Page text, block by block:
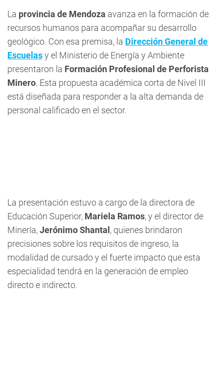
La provincia de Mendoza avanza en la formación de
recursos humanos para acompañar su desarrollo
geológico. Con esa premisa, la Dirección General de
Escuelasy el Ministerio de Energía y Ambiente
presentaron la Formación Profesional de Perforista
Minero. Esta propuesta académica corta de Nivel III
está diseñada para responder a la alta demanda de
personal calificado en el sector.
La presentación estuvo a cargo de la directora de
Educación Superior, Mariela Ramos, y el director de
Minería,Jerónimo Shantal , quienes brindaron
precisiones sobre los requisitos de ingreso, la
modalidad de cursado y el fuerte impacto que esta
especialidad tendrá en la generación de empleo
directo e indirecto.